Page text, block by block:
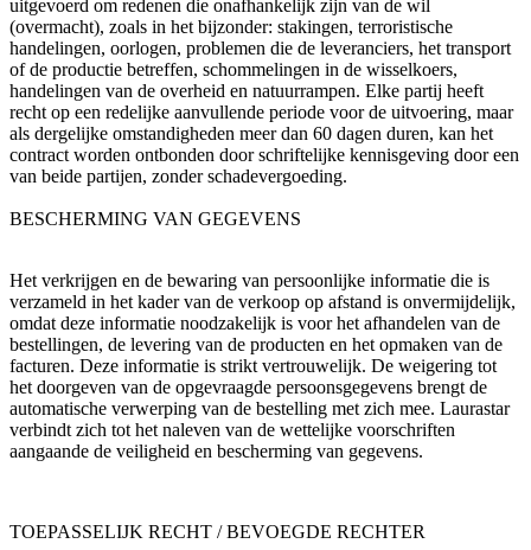
uitgevoerd om redenen die onafhankelijk zijn van de wil
(overmacht), zoals in het bijzonder: stakingen, terroristische
handelingen, oorlogen, problemen die de leveranciers, het transport
of de productie betreffen, schommelingen in de wisselkoers,
handelingen van de overheid en natuurrampen. Elke partij heeft
recht op een redelijke aanvullende periode voor de uitvoering, maar
als dergelijke omstandigheden meer dan 60 dagen duren, kan het
contract worden ontbonden door schriftelijke kennisgeving door een
van beide partijen, zonder schadevergoeding.
BESCHERMING VAN GEGEVENS
Het verkrijgen en de bewaring van persoonlijke informatie die is
verzameld in het kader van de verkoop op afstand is onvermijdelijk,
omdat deze informatie noodzakelijk is voor het afhandelen van de
bestellingen, de levering van de producten en het opmaken van de
facturen. Deze informatie is strikt vertrouwelijk. De weigering tot
het doorgeven van de opgevraagde persoonsgegevens brengt de
automatische verwerping van de bestelling met zich mee. Laurastar
verbindt zich tot het naleven van de wettelijke voorschriften
aangaande de veiligheid en bescherming van gegevens.
TOEPASSELIJK RECHT / BEVOEGDE RECHTER